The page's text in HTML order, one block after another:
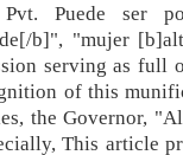
Puede ser
b]", "mujer
serving as full
of this
the Governor,
This article